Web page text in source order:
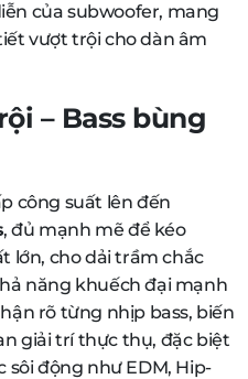
của subwoofer, mang
vượt trội cho dàn âm
– Bass bùng
công suất lên đến
, đủ mạnh mẽ để kéo
lớn, cho dải trầm chắc
năng khuếch đại mạnh
rõ từng nhịp bass, biến
giải trí thực thụ, đặc biệt
sôi động như EDM, Hip-